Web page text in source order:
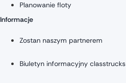
Planowanie floty
Informacje
Zostan naszym partnerem
Biuletyn informacyjny classtrucks